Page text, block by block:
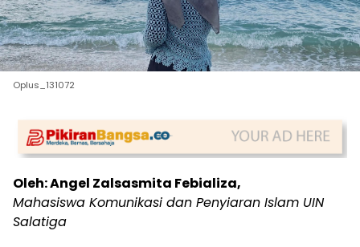
Oplus_131072
Oleh: Angel Zalsasmita Febializa,
Mahasiswa Komunikasi dan Penyiaran Islam UIN
Salatiga